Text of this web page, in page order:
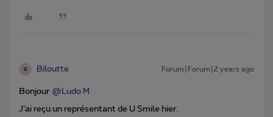
B Biloutte Forum|Forum|2 years ago
Bonjour @Ludo M
J’ai reçu un représentant de U Smile hier.